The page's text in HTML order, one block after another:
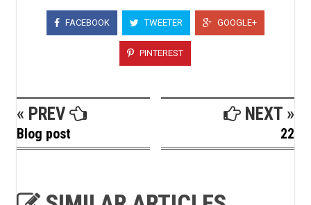
FACEBOOK TWEETER GOOGLE+
PINTEREST
« PREV
Blog post
NEXT »
22